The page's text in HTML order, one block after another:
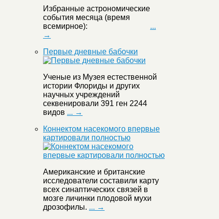
Избранные астрономические
события месяца (время
всемирное): ...
→
Первые дневные бабочки
Ученые из Музея естественной
истории Флориды и других
научных учреждений
секвенировали 391 ген 2244
видов ... →
Коннектом насекомого впервые
картировали полностью
Американские и британские
исследователи составили карту
всех синаптических связей в
мозге личинки плодовой мухи
дрозофилы. ... →